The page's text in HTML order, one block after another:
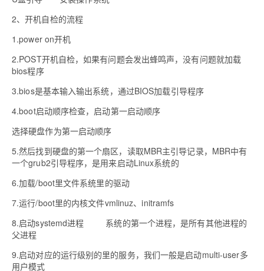
2、开机自检的流程
1.power on开机
2.POST开机自检，如果有问题会发出蜂鸣声，没有问题就加载
bios程序
3.bios是基本输入输出系统，通过BIOS加载引导程序
4.boot启动顺序检查，启动第一启动顺序
选择硬盘作为第一启动顺序
5.然后找到硬盘的第一个扇区，读取MBR主引导记录， MBR中有
一个grub2引导程序，是用来启动Linux系统的
6.加载/boot里文件系统里的驱动
7.运行/boot里的内核文件vmlinuz、initramfs
8.启动systemd进程
系统的第一个进程，是所有其他进程的
父进程
9.启动对应的运行级别的里的服务，我们一般是启动multi-user多
用户模式